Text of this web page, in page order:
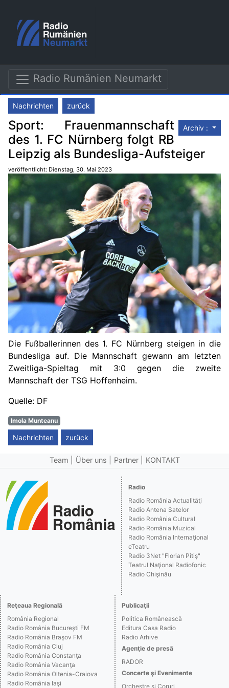
Radio Rumänien Neumarkt
Nachrichten zurück
Archiv :
Sport: Frauenmannschaft
des 1. FC Nürnberg folgt RB
Leipzig als Bundesliga-Aufsteiger
veröffentlicht: Dienstag, 30. Mai 2023
Die Fußballerinnen des 1. FC Nürnberg steigen in die
Bundesliga auf. Die Mannschaft gewann am letzten
Zweitliga-Spieltag mit 3:0 gegen die zweite
Mannschaft der TSG Hoffenheim.
Quelle: DF
Imola Munteanu
Nachrichten zurück
Team Über uns Partner KONTAKT
Radio
Radio România Actualităţi
Radio Antena Satelor
Radio România Cultural
Radio România Muzical
Radio România Internaţional
eTeatru
Radio 3Net "Florian Pitiş"
Teatrul Naţional Radiofonic
Radio Chişinău
Reţeaua Regională
România Regional
Radio România Bucureşti FM
Radio România Braşov FM
Radio România Cluj
Radio România Constanţa
Radio România Vacanţa
Radio România Oltenia-Craiova
Radio România Iaşi
Publicaţii
Politica Românească
Editura Casa Radio
Radio Arhive
Agenţie de presă
RADOR
Concerte şi Evenimente
Orchestre şi Coruri